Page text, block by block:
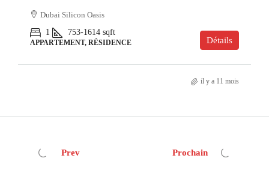
Dubai Silicon Oasis
1
753-1614 sqft
APPARTEMENT, RÉSIDENCE Détails
il y a 11 mois
Prev Prochain